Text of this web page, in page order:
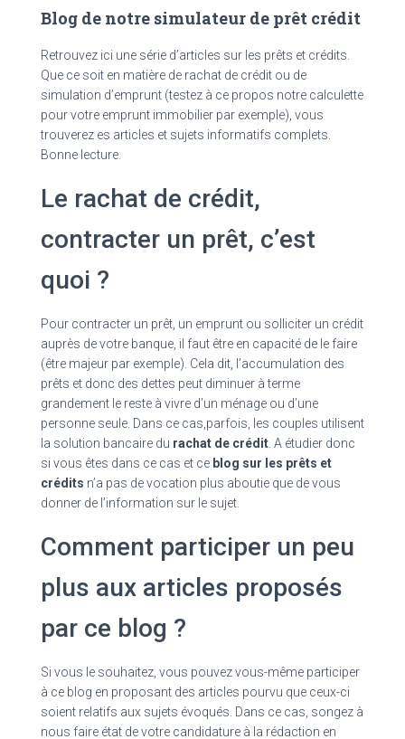
Blog de notre simulateur de prêt crédit
Retrouvez ici une série d’articles sur les prêts et crédits.
Que ce soit en matière de rachat de crédit ou de
simulation d’emprunt (testez à ce propos notre calculette
pour votre emprunt immobilier par exemple), vous
trouverez es articles et sujets informatifs complets.
Bonne lecture.
Le rachat de crédit,
contracter un prêt, c’est
quoi ?
Pour contracter un prêt, un emprunt ou solliciter un crédit
auprès de votre banque, il faut être en capacité de le faire
(être majeur par exemple). Cela dit, l’accumulation des
prêts et donc des dettes peut diminuer à terme
grandement le reste à vivre d’un ménage ou d’une
personne seule. Dans ce cas,parfois, les couples utilisent
la solution bancaire du rachat de crédit . A étudier donc
si vous êtes dans ce cas et ce blog sur les prêts et
crédits n’a pas de vocation plus aboutie que de vous
donner de l’information sur le sujet.
Comment participer un peu
plus aux articles proposés
par ce blog ?
Si vous le souhaitez, vous pouvez vous-même participer
à ce blog en proposant des articles pourvu que ceux-ci
soient relatifs aux sujets évoqués. Dans ce cas, songez à
nous faire état de votre candidature à la rédaction en